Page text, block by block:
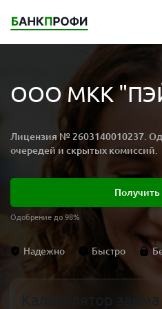
ООО МКК
Лицензия № 2603140010237.
очередей и скрытых комиссий.
Получить
Одобрение до 98%
Надежно Быстро
Калькулятор займа